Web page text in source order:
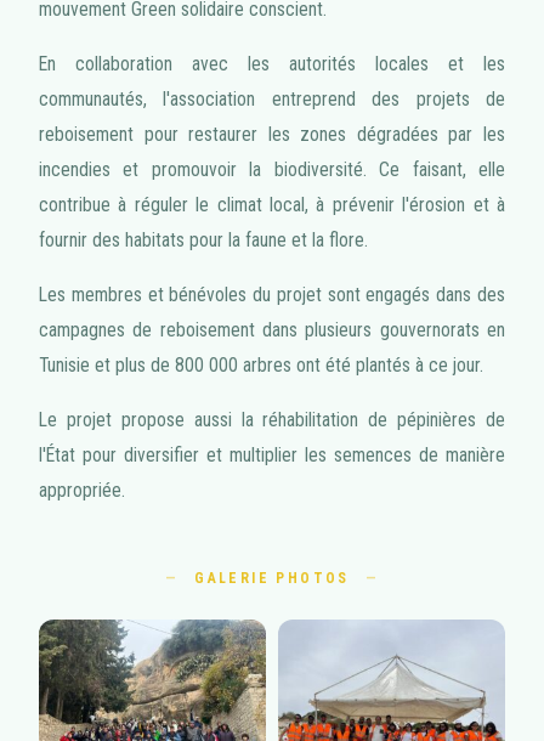
mouvement Green solidaire conscient.
En collaboration avec les autorités locales et les
communautés, l'association entreprend des projets de
reboisement pour restaurer les zones dégradées par les
incendies et promouvoir la biodiversité. Ce faisant, elle
contribue à réguler le climat local, à prévenir l'érosion et à
fournir des habitats pour la faune et la flore.
Les membres et bénévoles du projet sont engagés dans des
campagnes de reboisement dans plusieurs gouvernorats en
Tunisie et plus de 800 000 arbres ont été plantés à ce jour.
Le projet propose aussi la réhabilitation de pépinières de
l'État pour diversifier et multiplier les semences de manière
appropriée.
GALERIE PHOTOS